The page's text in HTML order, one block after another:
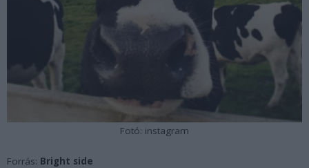
Fotó: instagram
Forrás: Bright side